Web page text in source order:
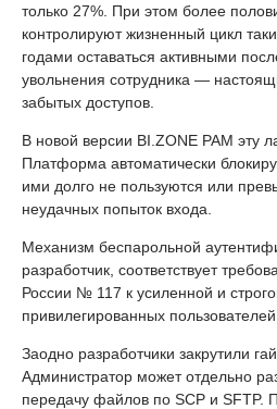
только 27%. При этом более
контролируют жизненный цикл
годами оставаться активными
увольнения сотрудника —
забытых доступов.
В новой версии BI.ZONE PAM эту
Платформа автоматически
ими долго не пользуются или
неудачных попыток входа.
Механизм беспарольной
разработчик, соответствует
России № 117 к усиленной и
привилегированных пользователей.
Заодно разработчики закрутили
Администратор может отдельно
передачу файлов по SCP и SFTP.